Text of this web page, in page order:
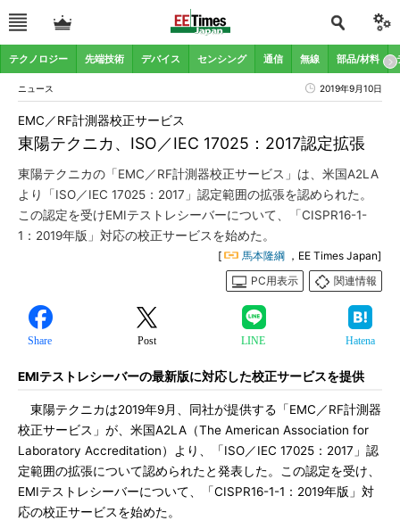
テクノロジー 先端技術 デバイス センシング 通信 無線 部品/材料
ニュース 2019年9月10日
東陽テクニカ、ISO／IEC 17025：2017認定拡張
EMC／RF計測器校正サービス
東陽テクニカの「EMC／RF計測器校正サービス」は、米国A2LA
より「ISO／IEC 17025：2017」認定範囲の拡張を認められた。
この認定を受けEMIテストレシーバーについて、「CISPR16-1-
1：2019年版」対応の校正サービスを始めた。
[ 馬本隆綱 ，EE Times Japan]
PC用表示
関連情報
Share Post LINE Hatena
EMIテストレシーバーの最新版に対応した校正サービスを提供
東陽テクニカは2019年9月、同社が提供する「EMC／RF計測器
校正サービス」が、米国A2LA（The American Association for
Laboratory Accreditation）より、「ISO／IEC 17025：2017」認
定範囲の拡張について認められたと発表した。この認定を受け、
EMIテストレシーバーについて、「CISPR16-1-1：2019年版」対
応の校正サービスを始めた。